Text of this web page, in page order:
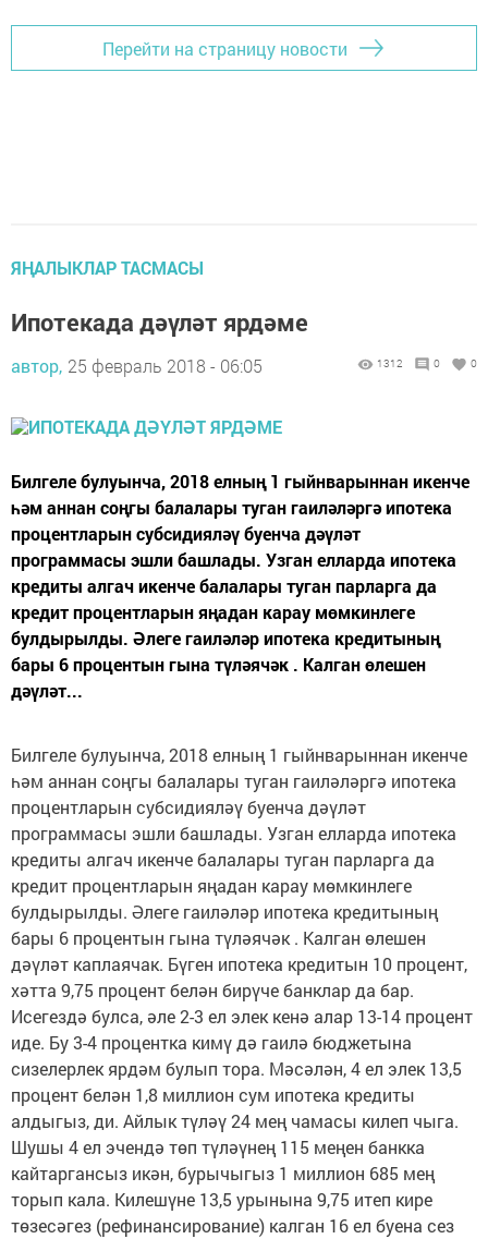
Перейти на страницу новости
ЯҢАЛЫКЛАР ТАСМАСЫ
Ипотекада дәүләт ярдәме
автор, 25 февраль 2018 - 06:05 1312 0 0
Билгеле булуынча, 2018 елның 1 гыйнварыннан икенче
һәм аннан соңгы балалары туган гаиләләргә ипотека
процентларын субсидияләү буенча дәүләт
программасы эшли башлады. Узган елларда ипотека
кредиты алгач икенче балалары туган парларга да
кредит процентларын яңадан карау мөмкинлеге
булдырылды. Әлеге гаиләләр ипотека кредитының
бары 6 процентын гына түләячәк . Калган өлешен
дәүләт...
Билгеле булуынча, 2018 елның 1 гыйнварыннан икенче
һәм аннан соңгы балалары туган гаиләләргә ипотека
процентларын субсидияләү буенча дәүләт
программасы эшли башлады. Узган елларда ипотека
кредиты алгач икенче балалары туган парларга да
кредит процентларын яңадан карау мөмкинлеге
булдырылды. Әлеге гаиләләр ипотека кредитының
бары 6 процентын гына түләячәк . Калган өлешен
дәүләт каплаячак. Бүген ипотека кредитын 10 процент,
хәтта 9,75 процент белән бирүче банклар да бар.
Исегездә булса, әле 2-3 ел элек кенә алар 13-14 процент
иде. Бу 3-4 процентка кимү дә гаилә бюджетына
сизелерлек ярдәм булып тора. Мәсәлән, 4 ел элек 13,5
процент белән 1,8 миллион сум ипотека кредиты
алдыгыз, ди. Айлык түләү 24 мең чамасы килеп чыга.
Шушы 4 ел эчендә төп түләүнең 115 меңен банкка
кайтаргансыз икән, бурычыгыз 1 миллион 685 мең
торып кала. Килешүне 13,5 урынына 9,75 итеп кире
төзесәгез (рефинансирование) калган 16 ел буена сез